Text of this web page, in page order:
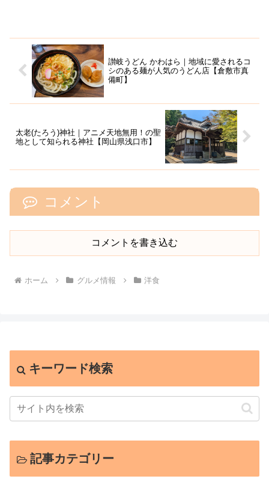
讃岐うどん かわはら｜地域に愛されるコ
シのある麺が人気のうどん店【倉敷市真
備町】
太老(たろう)神社｜アニメ天地無用！の聖
地として知られる神社【岡山県浅口市】
コメント
コメントを書き込む
ホーム グルメ情報 洋食
キーワード検索
記事カテゴリー